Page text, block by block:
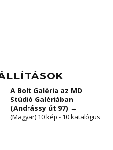
A Bolt Galéria az MD
Stúdió Galériában
(Andrássy út 97) →
(Magyar) 10 kép - 10 katalógus